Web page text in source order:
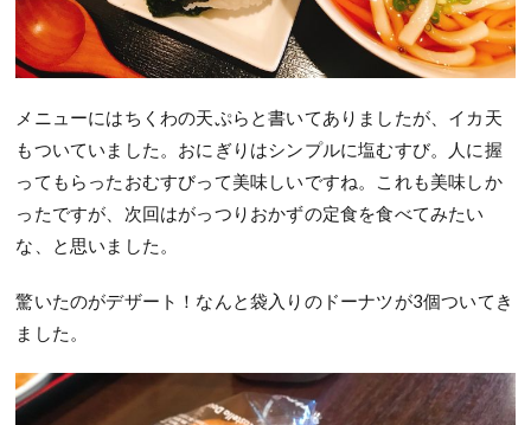
メニューにはちくわの天ぷらと書いてありましたが、イカ天
もついていました。おにぎりはシンプルに塩むすび。人に握
ってもらったおむすびって美味しいですね。これも美味しか
ったですが、次回はがっつりおかずの定食を食べてみたい
な、と思いました。
驚いたのがデザート！なんと袋入りのドーナツが3個ついてき
ました。